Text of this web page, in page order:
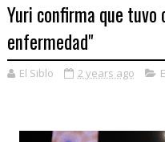
Yuri confirma que tuvo
enfermedad"
El Siblo 2 years ago